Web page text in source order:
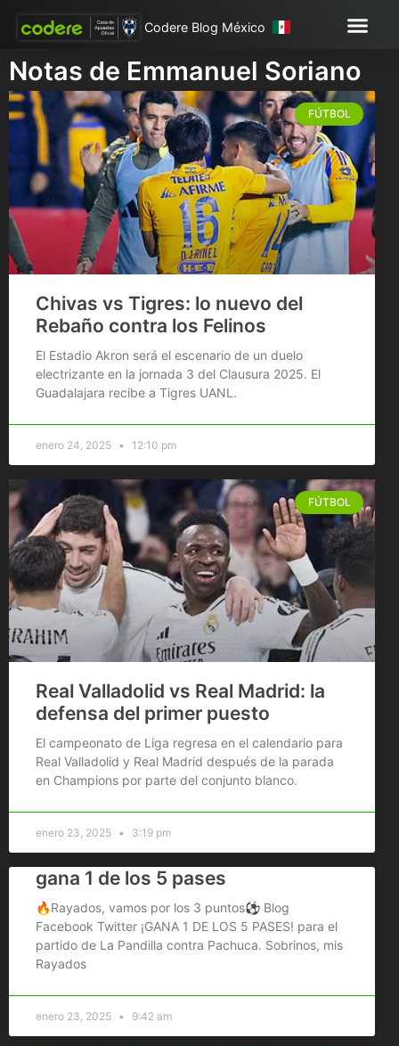
Codere Blog México
Notas de Emmanuel Soriano
FÚTBOL
Chivas vs Tigres: lo nuevo del
Rebaño contra los Felinos
El Estadio Akron será el escenario de un duelo
electrizante en la jornada 3 del Clausura 2025. El
Guadalajara recibe a Tigres UANL.
enero 24, 2025 12:10 pm
FÚTBOL
Real Valladolid vs Real Madrid: la
defensa del primer puesto
El campeonato de Liga regresa en el calendario para
Real Valladolid y Real Madrid después de la parada
en Champions por parte del conjunto blanco.
enero 23, 2025 3:19 pm
gana 1 de los 5 pases
🔥Rayados, vamos por los 3 puntos⚽ Blog
Facebook Twitter ¡GANA 1 DE LOS 5 PASES! para el
partido de La Pandilla contra Pachuca. Sobrinos, mis
Rayados
enero 23, 2025 9:42 am